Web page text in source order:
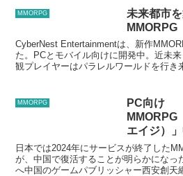
MMORPG
未来都市
MMORPG
CyberNest Entertainmentは、新作
た。PCとモバイル向けに開発中。近未
観プレイヤーはパラレルワールドを行き
MMORPG
PC向け
エイジ）
日本では2024年にサービスが終了した
が、中国で復活することが明らかになっ
へ中国のゲームパブリッシャー西安創天